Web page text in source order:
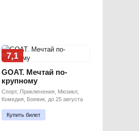
7,1
GOAT. Мечтай по-
крупному
Спорт, Приключения, Мюзикл,
Комедия, Боевик, до 25 августа
Купить билет